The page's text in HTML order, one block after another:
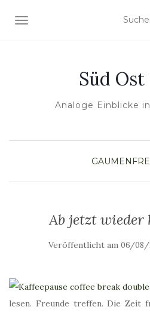
NAVIGATION UMSCHALTEN
Süd
Analoge Einblicke
Ab jetzt
Veröffentlicht am 06/08/
lesen. Freunde treffen. Die Zeit